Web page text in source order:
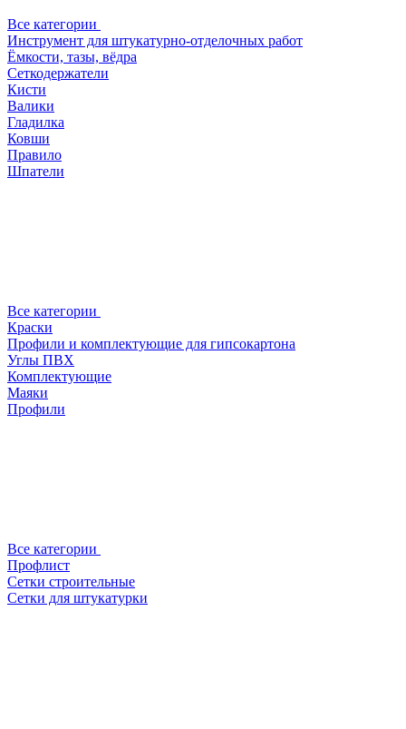
Все категории
Инструмент для штукатурно-отделочных работ
Ёмкости, тазы, вёдра
Сеткодержатели
Кисти
Валики
Гладилка
Ковши
Правило
Шпатели
Все категории
Краски
Профили и комплектующие для гипсокартона
Углы ПВХ
Комплектующие
Маяки
Профили
Все категории
Профлист
Сетки строительные
Сетки для штукатурки